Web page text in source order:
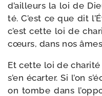
d’ailleurs la loi de
té. C’est ce que dit
c’est cette loi de
cœurs, dans nos
Et cette loi de cha­ri­té
s’en écar­ter. Si l’on
on tombe dans